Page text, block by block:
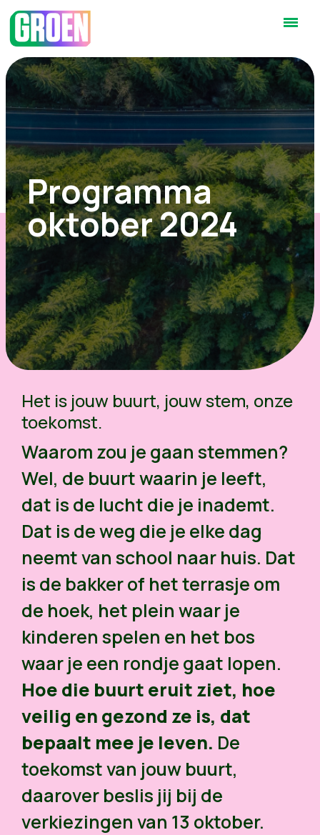
Programma
oktober 2024
Het is jouw buurt, jouw stem, onze
toekomst.
Waarom zou je gaan stemmen?
Wel, de buurt waarin je leeft,
dat is de lucht die je inademt.
Dat is de weg die je elke dag
neemt van school naar huis. Dat
is de bakker of het terrasje om
de hoek, het plein waar je
kinderen spelen en het bos
waar je een rondje gaat lopen.
Hoe die buurt eruit ziet, hoe
veilig en gezond ze is, dat
bepaalt mee je leven. De
toekomst van jouw buurt,
daarover beslis jij bij de
verkiezingen van 13 oktober.